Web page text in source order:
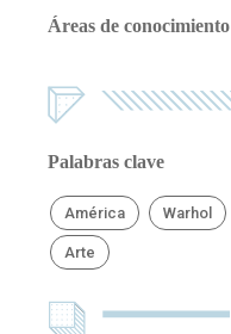
Áreas de conocimiento
Palabras clave
América Warhol
Arte